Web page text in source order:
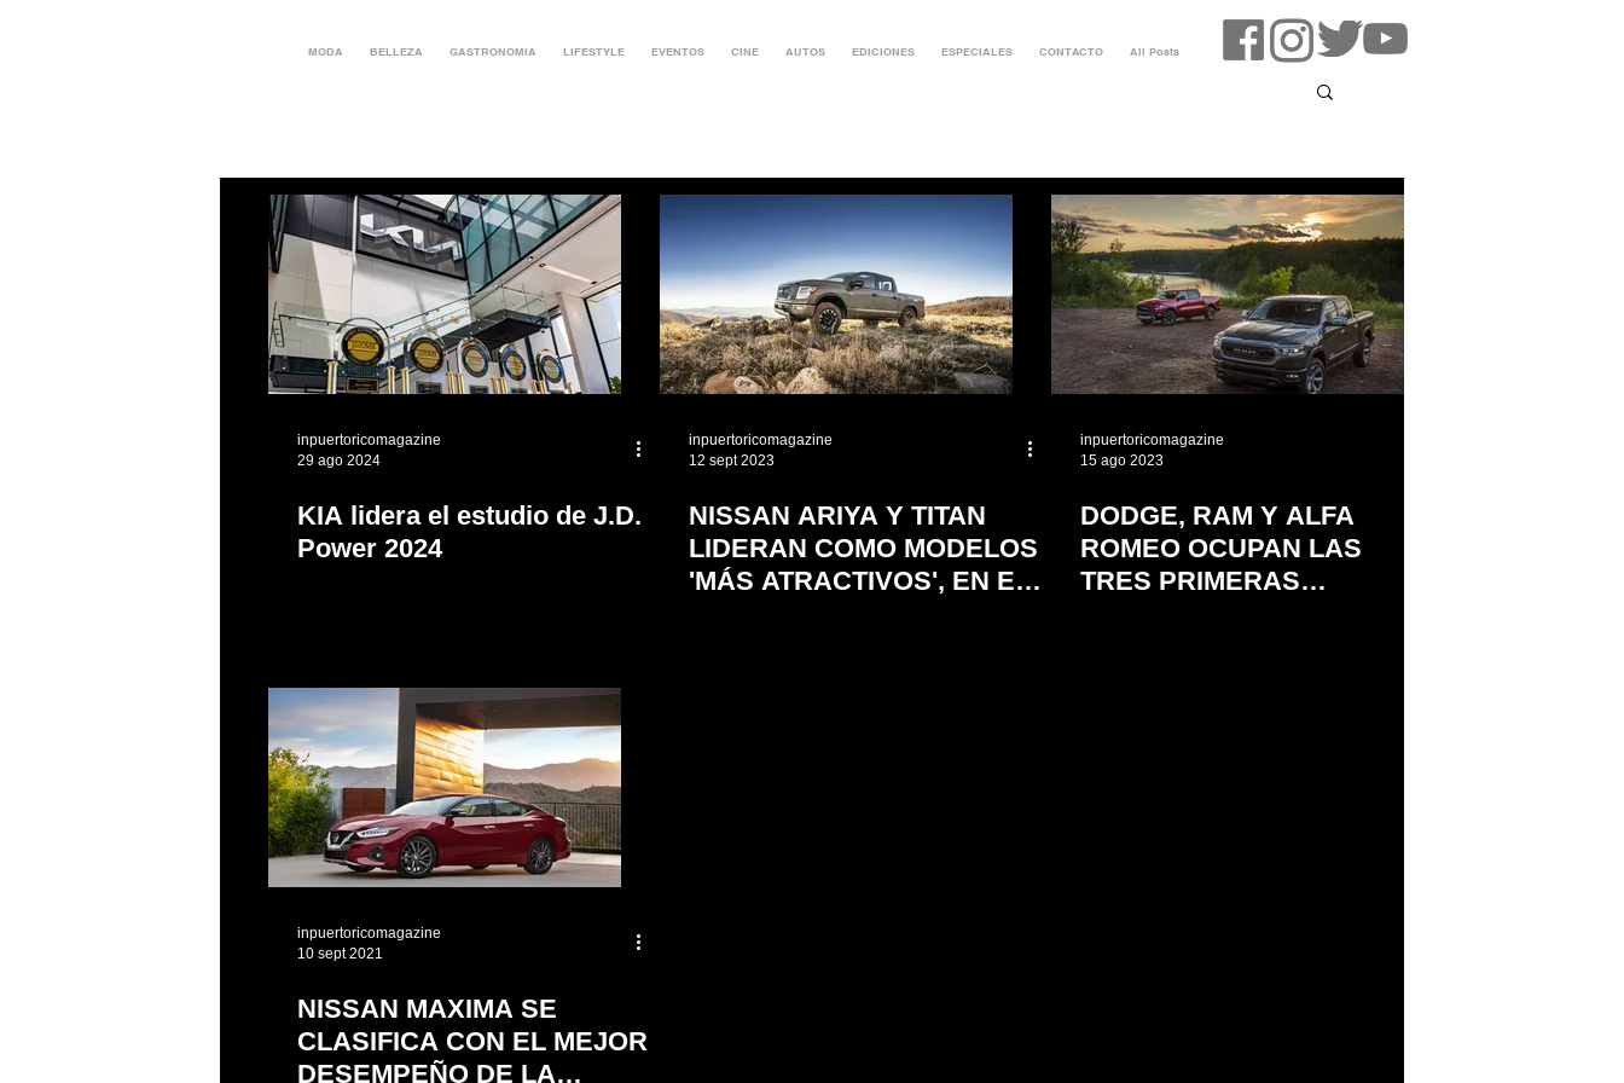
MODA BELLEZA GASTRONOMIA LIFESTYLE EVENTOS CINE AUTOS EDICIONES ESPECIALES CONTACTO All Posts
inpuertoricomagazine
29 ago 2024
KIA lidera el estudio de J.D.
Power 2024
inpuertoricomagazine
12 sept 2023
NISSAN ARIYA Y TITAN
LIDERAN COMO MODELOS
'MÁS ATRACTIVOS', EN EL
inpuertoricomagazine
15 ago 2023
DODGE, RAM Y ALFA
ROMEO OCUPAN LAS
TRES PRIMERAS
inpuertoricomagazine
10 sept 2021
NISSAN MAXIMA SE
CLASIFICA CON EL MEJOR
DESEMPEÑO DE LA